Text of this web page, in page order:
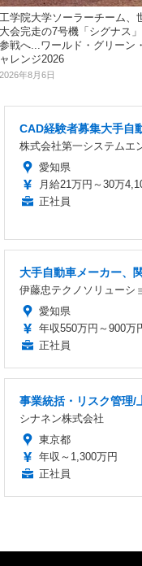
工学院大学ソーラーチーム、
大会完走の7号機「シグナス
参戦へ...ワールド・グリーン
ャレンジ2026
2026年8月6日
CAD経験者募集大手自
株式会社第一システムエ
愛知県
月給21万円～30万
正社員
大手自動車メーカー、
伊藤忠テクノソリューシ
愛知県
年収550万円～900万
正社員
事業統括・リスク管理/
シナネン株式会社
東京都
年収～1,300万円
正社員